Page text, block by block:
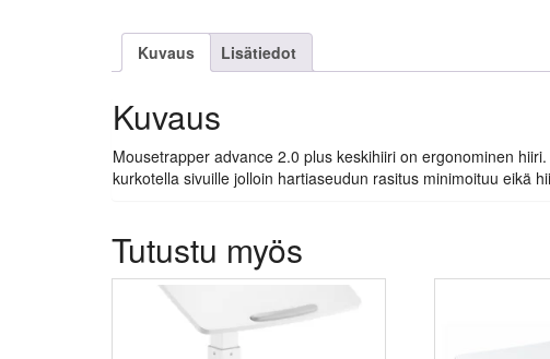
Kuvaus Lisätiedot
Kuvaus
Mousetrapper advance 2.0 plus keskihiiri on ergonominen
kurkotella sivuille jolloin hartiaseudun rasitus minimoituu eikä
Tutustu myös